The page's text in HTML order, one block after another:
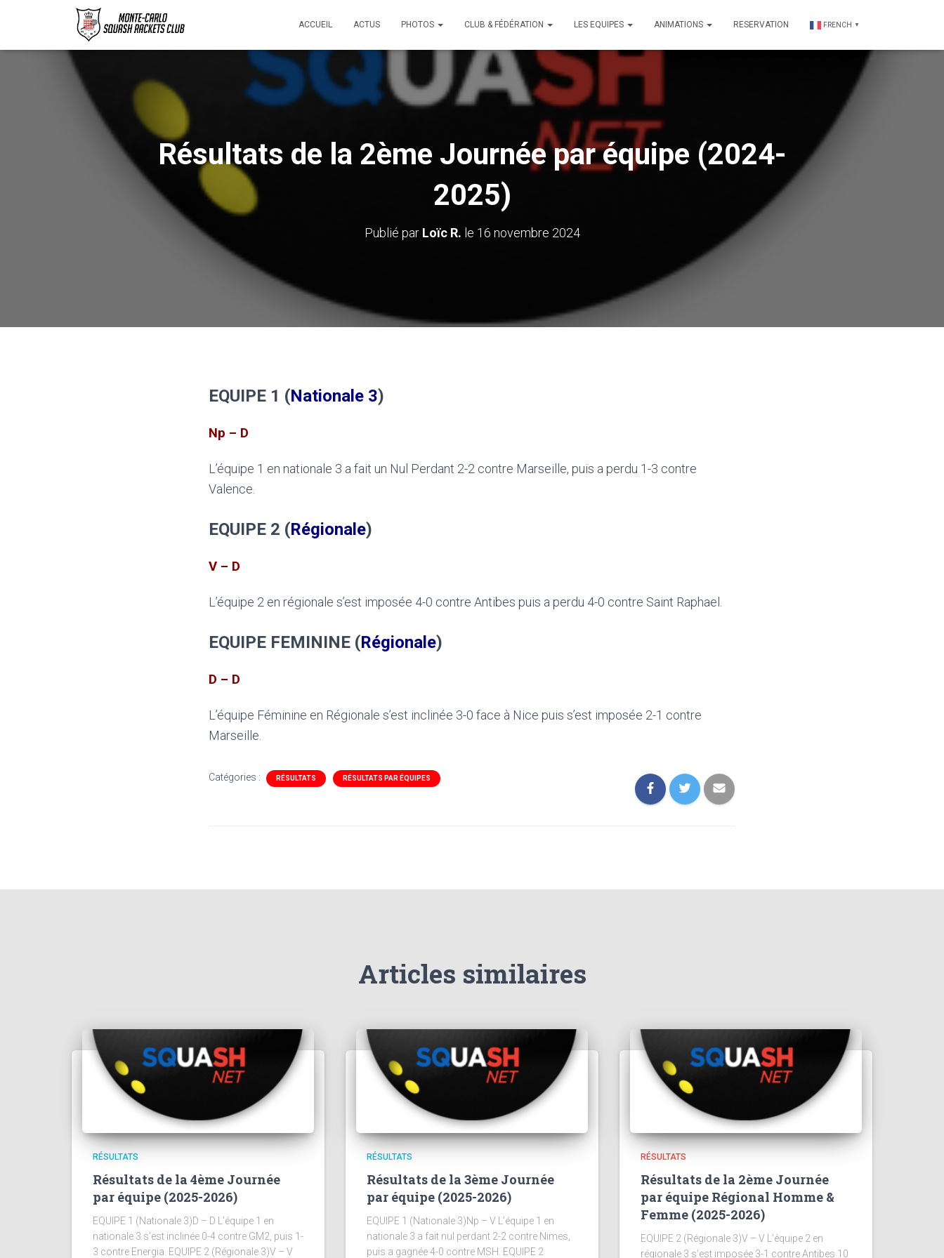
ACCUEIL ACTUS PHOTOS CLUB & FÉDÉRATION LES EQUIPES ANIMATIONS RESERVATION FRENCH ▼
Résultats de la 2ème Journée par équipe (2024-
2025)
Publié par Loïc R. le 16 novembre 2024
EQUIPE 1 (Nationale 3)
Np – D
L’équipe 1 en nationale 3 a fait un Nul Perdant 2-2 contre Marseille, puis a perdu 1-3 contre
Valence.
EQUIPE 2 (Régionale)
V – D
L’équipe 2 en régionale s’est imposée 4-0 contre Antibes puis a perdu 4-0 contre Saint Raphael.
EQUIPE FEMININE (Régionale)
D – D
L’équipe Féminine en Régionale s’est inclinée 3-0 face à Nice puis s’est imposée 2-1 contre
Marseille.
Catégories : RÉSULTATS RÉSULTATS PAR ÉQUIPES
Articles similaires
RÉSULTATS
Résultats de la 4ème Journée
par équipe (2025-2026)
EQUIPE 1 (Nationale 3)D – D L’équipe 1 en
nationale 3 s’est inclinée 0-4 contre GM2, puis 1-
3 contre Energia. EQUIPE 2 (Régionale 3)V – V
RÉSULTATS
Résultats de la 3ème Journée
par équipe (2025-2026)
EQUIPE 1 (Nationale 3)Np – V L’équipe 1 en
nationale 3 a fait nul perdant 2-2 contre Nimes,
puis a gagnée 4-0 contre MSH. EQUIPE 2
RÉSULTATS
Résultats de la 2ème Journée
par équipe Régional Homme &
Femme (2025-2026)
EQUIPE 2 (Régionale 3)V – V L’équipe 2 en
régionale 3 s’est imposée 3-1 contre Antibes 10